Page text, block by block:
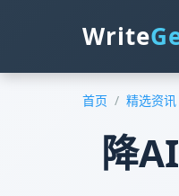
Write
首页 / 精选资讯
降